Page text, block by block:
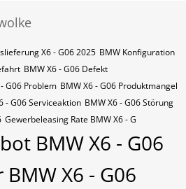
X6 - G06 2025 BMW Konfiguration
BMW X6 - G06 Defekt
G06 Problem BMW X6 - G06 Produktmangel
- G06 Serviceaktion BMW X6 - G06 Störung
Gewerbeleasing Rate BMW X6 - G
BMW X6 - G06
X6 - G06